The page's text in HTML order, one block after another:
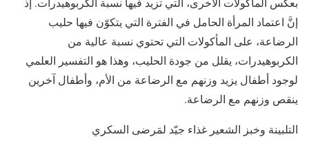
إنَّ اعتماد المرأة الحامل في الفترة التي يتكوّن فيها حليب
الرضاعة، على المأكولات التي تحتوي نسبة عالية من
الكربوهيدرات، يقلل من جودة الحليب، وهذا هو التفسير العلمي
لوجود أطفال يزيد وزنهم مع الرضاعة من الأم، وأطفال آخرين
ينقص وزنهم مع الرضاعة.
التلبينة وخبز الشعير غذاء جيّد لمَرضى السكري